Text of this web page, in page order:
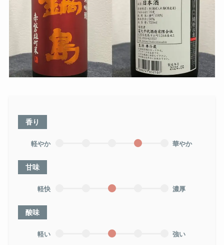
香り
軽やか 華やか
甘味
軽快 濃厚
酸味
軽い 強い